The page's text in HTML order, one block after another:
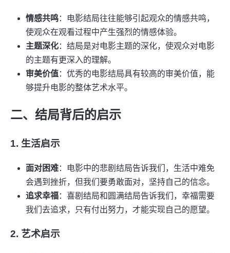
情感共鸣：电影结局往往能够引起观众的情感共鸣，
使观众在观看过程中产生强烈的情感体验。
主题深化：结局是对电影主题的深化，使观众对电影
的主题有更深入的理解。
审美价值：优秀的电影结局具有较高的审美价值，能
够提升电影的整体艺术水平。
二、结局背后的启示
1. 生活启示
面对困难：电影中的悲剧结局告诉我们，生活中难免
会遇到挫折，但我们要勇敢面对，坚持自己的信念。
追求幸福：喜剧结局和圆满结局告诉我们，幸福需要
我们去追求，只有付出努力，才能实现自己的愿望。
2. 艺术启示